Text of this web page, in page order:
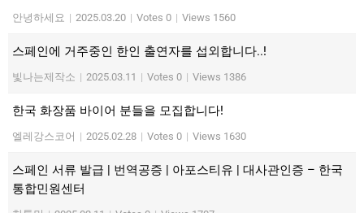
안녕하세요 | 2025.03.20 | Votes 0 | Views 1560
스페인에 거주중인 한인 출연자를 섭외합니다..!
빛나는제작소 | 2025.03.11 | Votes 0 | Views 1386
한국 화장품 바이어 분들을 모집합니다!
엘레강스코어 | 2025.02.28 | Votes 0 | Views 1630
스페인 서류 발급 | 번역공증 | 아포스티유 | 대사관인증 – 한국
통합민원센터